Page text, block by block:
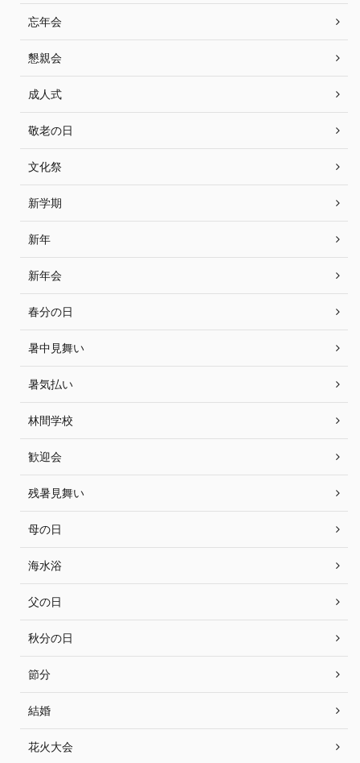
忘年会
懇親会
成人式
敬老の日
文化祭
新学期
新年
新年会
春分の日
暑中見舞い
暑気払い
林間学校
歓迎会
残暑見舞い
母の日
海水浴
父の日
秋分の日
節分
結婚
花火大会